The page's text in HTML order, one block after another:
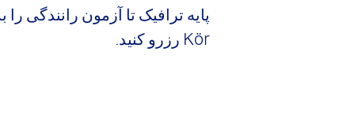
Kör رزرو کنید.